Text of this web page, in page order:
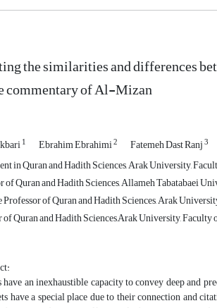
the similarities and differences
commentary of Al-Mizan
1 Ebrahim Ebrahimi2 Fatemeh Dast Ranj3
in Quran and Hadith Sciences, Arak University,
of Quran and Hadith Sciences, Allameh Tabatabaei
Professor of Quran and Hadith Sciences, Arak
of Quran and Hadith Sciences,Arak University,
have an inexhaustible capacity to convey deep and
have a special place due to their connection and